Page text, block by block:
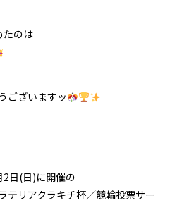
たのは
ございますッ
日(日)に開催の
テリアクラキチ杯／競輪投票サー